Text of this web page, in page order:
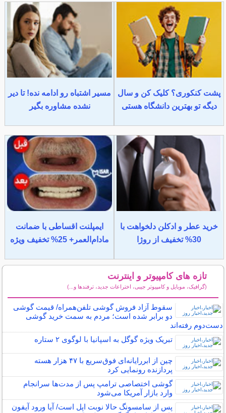
پشت کنکوری؟ کلیک کن و سال
دیگه تو بهترین دانشگاه هستی
مسیر اشتباه رو ادامه نده! تا دیر
نشده مشاوره بگیر
خرید عطر و ادکلن دلخواهت با
30% تخفیف از روژا
ایمپلنت اقساطی با ضمانت
مادام‌العمر+ 25% تخفیف ویژه
تازه های کامپیوتر و اینترنت
(گرافیک، موبایل و کامپیوتر جیبی، اختراعات جدید، ترفندها و...)
سقوط آزاد فروش گوشی تلفن‌همراه/ قیمت گوشی
دو برابر شده است؛ مردم به سمت خرید گوشی
دست‌دوم رفته‌اند
تبریک ویژه گوگل به اسپانیا با لوگوی ۲ ستاره
چین از ابررایانه‌ای فوق‌سریع با ۴۷ هزار هسته
پردازنده رونمایی کرد
گوشی اختصاصی ترامپ پس از مدت‌ها سرانجام
وارد بازار آمریکا می‌شود
پس از سامسونگ حالا نوبت اپل است/ آیا ورود آیفون